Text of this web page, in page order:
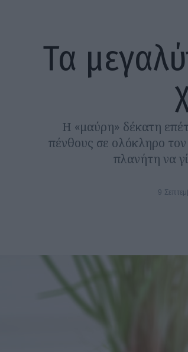
Τα
Η «μαύρη» δέκατη
πένθους σε ολόκληρο
πλανήτη να
9